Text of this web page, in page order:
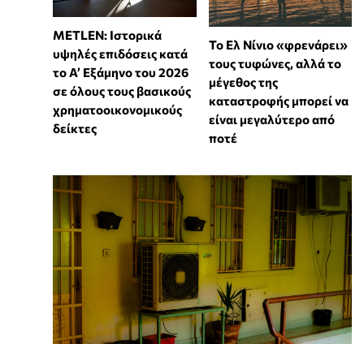
METLEN: Ιστορικά
υψηλές επιδόσεις κατά
το Α’ Εξάμηνο του 2026
σε όλους τους βασικούς
χρηματοοικονομικούς
δείκτες
Το Ελ Νίνιο «φρενάρει»
τους τυφώνες, αλλά το
μέγεθος της
καταστροφής μπορεί να
είναι μεγαλύτερο από
ποτέ